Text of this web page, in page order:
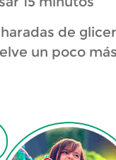
de
un poco